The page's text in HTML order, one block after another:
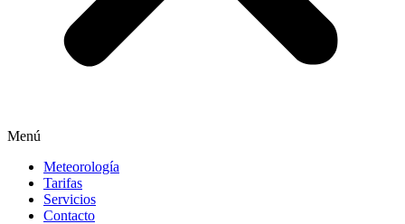
Menú
Meteorología
Tarifas
Servicios
Contacto